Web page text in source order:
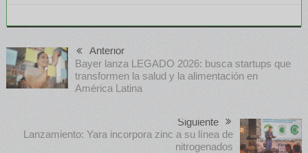
Anterior
Bayer lanza LEGADO 2026: busca startups que
transformen la salud y la alimentación en
América Latina
Siguiente
Lanzamiento: Yara incorpora zinc a su línea de
nitrogenados